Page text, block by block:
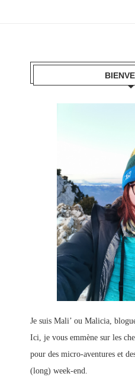
Je suis Mali’ ou Malicia,
Ici, je vous emmène sur les
pour des micro-aventures et
(long) week-end.